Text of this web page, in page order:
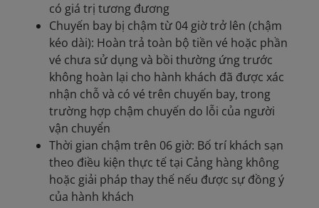
có giá trị tương đương
Chuyến bay bị chậm từ 04 giờ trở lên (chậm
kéo dài): Hoàn trả toàn bộ tiền vé hoặc phần
vé chưa sử dụng và bồi thường ứng trước
không hoàn lại cho hành khách đã được xác
nhận chỗ và có vé trên chuyến bay, trong
trường hợp chậm chuyến do lỗi của người
vận chuyển
Thời gian chậm trên 06 giờ: Bố trí khách sạn
theo điều kiện thực tế tại Cảng hàng không
hoặc giải pháp thay thế nếu được sự đồng ý
của hành khách